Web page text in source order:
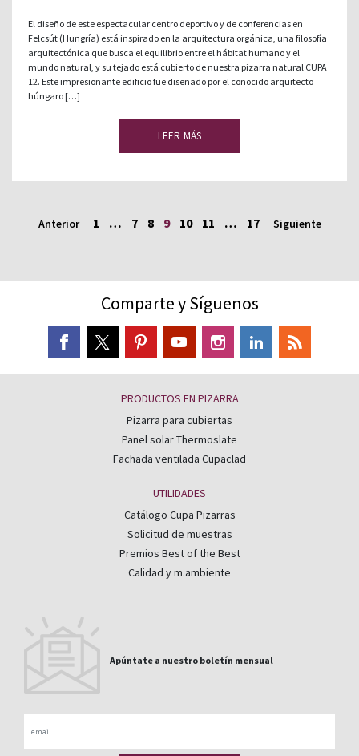
El diseño de este espectacular centro deportivo y de conferencias en
Felcsút (Hungría) está inspirado en la arquitectura orgánica, una filosofía
arquitectónica que busca el equilibrio entre el hábitat humano y el
mundo natural, y su tejado está cubierto de nuestra pizarra natural CUPA
12. Este impresionante edificio fue diseñado por el conocido arquitecto
húngaro […]
LEER MÁS
Anterior 1 … 7 8 9 10 11 … 17 Siguiente
Comparte y Síguenos
PRODUCTOS EN PIZARRA
Pizarra para cubiertas
Panel solar Thermoslate
Fachada ventilada Cupaclad
UTILIDADES
Catálogo Cupa Pizarras
Solicitud de muestras
Premios Best of the Best
Calidad y m.ambiente
Apúntate a nuestro boletín mensual